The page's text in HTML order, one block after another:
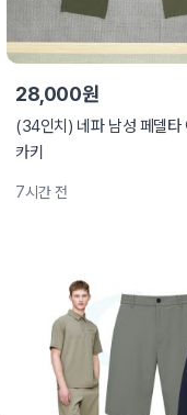
28,000원
(34인치) 네파 남성 페델타
카키
7시간 전